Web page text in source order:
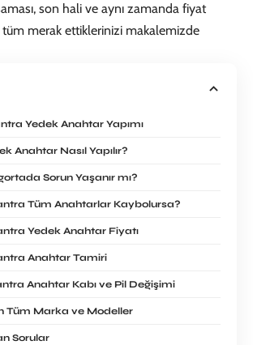
son hali ve aynı zamanda fiyat
tüm merak ettiklerinizi makalemizde
Yedek Anahtar Yapımı
Anahtar Nasıl Yapılır?
Sorun Yaşanır mı?
Tüm Anahtarlar Kaybolursa?
Yedek Anahtar Fiyatı
Anahtar Tamiri
Anahtar Kabı ve Pil Değişimi
Tüm Marka ve Modeller
Sorular